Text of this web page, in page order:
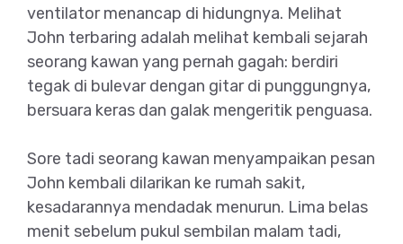
ventilator menancap di hidungnya. Melihat
John terbaring adalah melihat kembali sejarah
seorang kawan yang pernah gagah: berdiri
tegak di bulevar dengan gitar di punggungnya,
bersuara keras dan galak mengeritik penguasa.
Sore tadi seorang kawan menyampaikan pesan
John kembali dilarikan ke rumah sakit,
kesadarannya mendadak menurun. Lima belas
menit sebelum pukul sembilan malam tadi,